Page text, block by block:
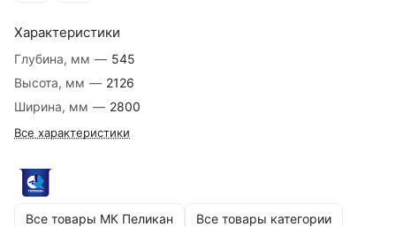
Характеристики
Глубина, мм — 545
Высота, мм — 2126
Ширина, мм — 2800
Все характеристики
Все товары МК Пеликан Все товары категории